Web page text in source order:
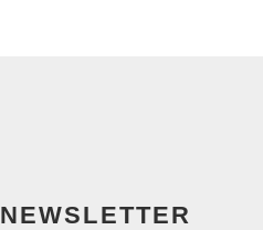
NEWSLETTER